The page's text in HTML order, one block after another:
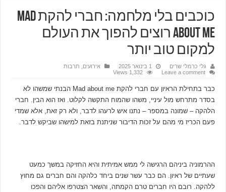
כוכבים בלי מלחמה: חברי להקת MAD
ABOUT ME רוצים להפוך את העולם
למקום טוב יותר
גלי כרמלי שרים 1 בינואר 2025 אירועים
תרבות
Leave a comment
1,332 Views
כבר בתחילת הראיון עם חברי להקת Mad about me הבנתי שמשהו לא
בסדר מתרחש מול עיניי, משהו שהמוח התקשה לקלוט. ואז הוא הבין. חברי
הלהקה – שמונה במספר – נתנו איש לרעהו לדבר, ולא רק זאת, אלא שמדי
פעם הכריז מי מהם על זכות הדיבור שניתנת בזאת למישהו שביקש לדבר.
ההרמוניה ביניהם הרגישה לי ממש אמיתית והיא החזיקה במשך כמעט
שעתיים של ראיון. הם כבר עשר שנים ביחד כלהקה והם חברים גם מחוץ
ללהקה. רובם היו חברים טרם הקמתה, והשאר הצטרפו אליהם והפכו